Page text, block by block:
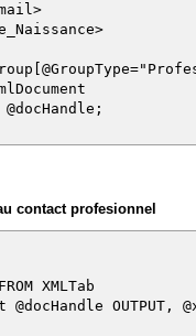
@docHandle;
contact profesionnel
XMLTab
@docHandle OUTPUT,